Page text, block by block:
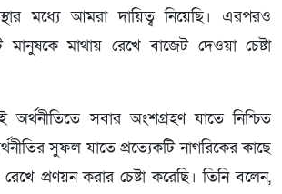
মধ্যে আমরা দায়িত্ব নিয়েছি। এরপরও
মানুষকে মাথায় রেখে বাজেট দেওয়া চেষ্টা
সবার অংশগ্রহণ যাতে নিশ্চিত
সুফল যাতে প্রত্যেকটি নাগরিকের কাছে
প্রণয়ন করার চেষ্টা করেছি। তিনি বলেন,